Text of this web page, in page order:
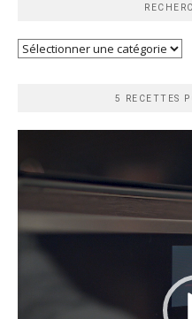
Recherche
5 RECETTES